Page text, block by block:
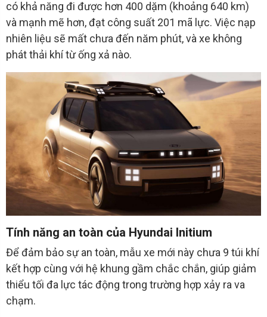
có khả năng đi được hơn 400 dặm (khoảng 640 km)
và mạnh mẽ hơn, đạt công suất 201 mã lực. Việc nạp
nhiên liệu sẽ mất chưa đến năm phút, và xe không
phát thải khí từ ống xả nào.
Tính năng an toàn của Hyundai Initium
Để đảm bảo sự an toàn, mẫu xe mới này chưa 9 túi khí
kết hợp cùng với hệ khung gầm chắc chắn, giúp giảm
thiểu tối đa lực tác động trong trường hợp xảy ra va
chạm.